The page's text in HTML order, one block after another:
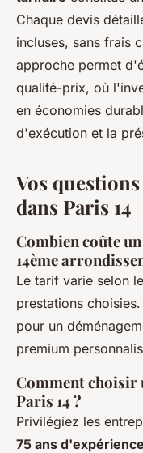
Chaque devis
incluses, sans frais
approche permet
qualité-prix, où
en économies
d'exécution et la
Vos
dans Paris 14
Combien coûte
14ème
Le tarif varie selon
prestations
pour un
premium
Comment choisir
Paris 14 ?
Privilégiez les
75 ans d'expérience